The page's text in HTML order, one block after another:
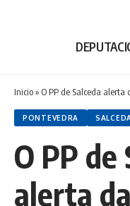
Inicio» O PP de Salceda alerta da intención do goberno local de
PONTEVEDRA
O PP de
alerta